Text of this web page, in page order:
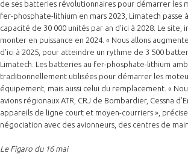
de ses batteries révolutionnaires pour démarrer les
fer-phosphate-lithium en mars 2023, Limatech
capacité de 30 000 unités par an d’ici à 2028. Le
monter en puissance en 2024. « Nous allons
d’ici à 2025, pour atteindre un rythme de 3 500
Limatech. Les batteries au fer-phosphate-lithium
traditionnellement utilisées pour démarrer les
équipement, mais aussi celui du remplacement. «
avions régionaux ATR, CRJ de Bombardier, Cessna
appareils de ligne court et moyen-courriers »,
négociation avec des avionneurs, des centres de
Le Figaro du 16 mai